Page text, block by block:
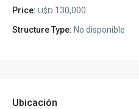
Price: U$D 130,000
Structure Type: No disponible
Ubicación